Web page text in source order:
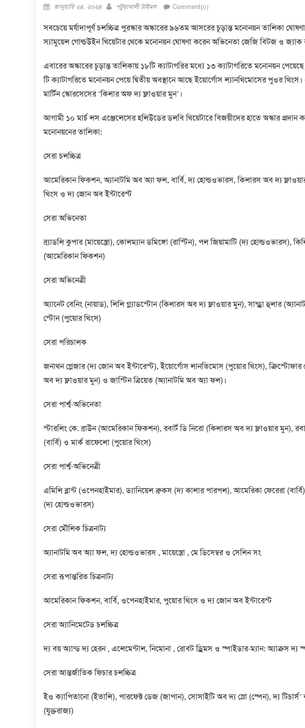
Posted
জানুয়ারি ২৪, ২০২৪ Author
পটুয়াখালী টাইমস Comment(০)
সবচেয়ে মর্যাদাপূর্ণ চলচ্চিত্র পুরস্কার অস্কারের ৯৬তম আসরের চূড়ান্ত মনোনয়ন তালিকা
স্যামুয়েল গোল্ডউইন থিয়েটার থেকে মনোনয়ন ঘোষণা করেন অভিনেতা জেজি বিটজ ও জ্যাক
এবারের অস্কারের চূড়ান্ত তালিকায় ১৮টি ক্যাটাগরির মধ্যে ১৩ ক্যাটাগরিতে মনোনয়ন
টি ক্যাটাগরিতে মনোনয়ন পেয়ে দ্বিতীয় অবস্থানে আছে ইয়োর্গোস ল্যানথিমোসের পুওর
মার্টিন স্কোরসেসের ‘কিলার অফ দ্য ফ্লাওয়ার মুন’।
আগামী ১০ মার্চ লস এঞ্জেলেসের হলিউডের ডলবি থিয়েটারে বিজয়ীদের হাতে অস্কার
মনোনয়নের তালিকা:
সেরা চলচ্চিত্র
আমেরিকান ফিকশন, অ্যানাটমি অব অ্যা ফল, বার্বি, দ্য হোল্ডওভারস, কিলারস অব দ্য
থিংস ও দ্য জোন অব ইন্টারেস্ট
সেরা অভিনেতা
ব্র্যাডলি কুপার (মায়েস্ত্রো), কোলম্যান ডমিঙ্গো (রাস্টিন), পল জিয়ামাটি (দ্য হোল্ডওভারস),
(আমেরিকান ফিকশন)
সেরা অভিনেত্রী
অ্যানেট বেনিং (নায়াড), লিলি গ্ল্যাডস্টোন (কিলারস অব দ্য ফ্লাওয়ার মুন), সান্ড্রা হুলার
স্টোন (পুয়োর থিংস)
সেরা পরিচালক
জনাথন গ্লেজার (দ্য জোন অব ইন্টারেস্ট), ইয়োর্গোস লানতিমোস (পুয়োর থিংস), ক্রিস্টোফার
অব দ্য ফ্লাওয়ার মুন) ও জাস্টিন ত্রিয়েত (অ্যানাটমি অব অ্যা ফল)।
সেরা পার্শ্ব-অভিনেতা
স্টারলিং কে. ব্রাউন (আমেরিকান ফিকশন), রবার্ট ডি নিরো (কিলারস অব দ্য ফ্লাওয়ার মুন),
(বার্বি) ও মার্ক রাফেলো (পুয়োর থিংস)
সেরা পার্শ্ব-অভিনেত্রী
এমিলি ব্লান্ট (ওপেনহাইমার), ড্যানিয়েল ব্রুকস (দ্য কালার পারপল), আমেরিকা ফেরেরা
(দ্য হোল্ডওভারস)
সেরা মৌলিক চিত্রনাট্য
অ্যানাটমি অব অ্যা ফল, দ্য হোল্ডওভারস , মায়েস্ত্রো , মে ডিসেম্বর ও সেলিন সং
সেরা রূপান্তরিত চিত্রনাট্য
আমেরিকান ফিকশন, বার্বি, ওপেনহাইমার, পুয়োর থিংস ও দ্য জোন অব ইন্টারেস্ট
সেরা অ্যানিমেটেড চলচ্চিত্র
দ্য বয় অ্যান্ড দ্য হেরন , এলেমেন্টাল, নিমোনা , রোবট ড্রিমস ও স্পাইডার-ম্যান: অ্যাক্রস দ্য
সেরা আন্তর্জাতিক ফিচার চলচ্চিত্র
ইও ক্যাপিতানো (ইতালি), পারফেক্ট ডেজ (জাপান), সোসাইটি অব দ্য স্নো (স্পেন), দ্য
(যুক্তরাজ্য)